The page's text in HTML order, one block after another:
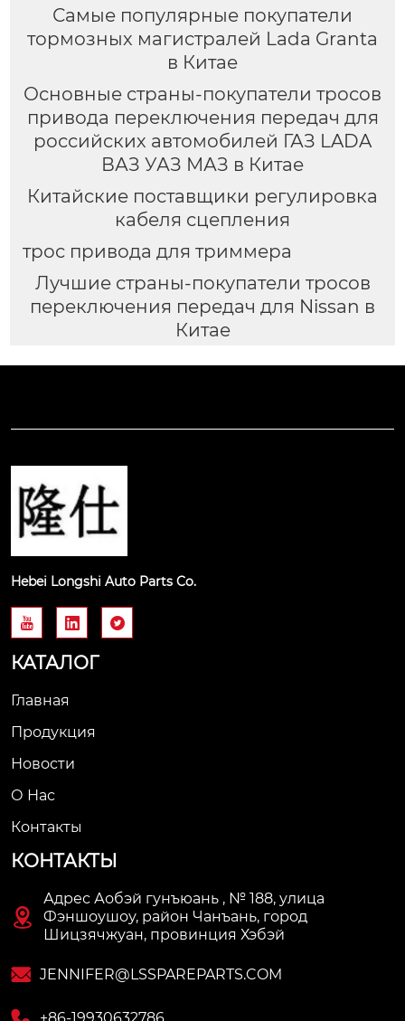
Самые популярные покупатели
тормозных магистралей Lada Granta
в Китае
Основные страны-покупатели тросов
привода переключения передач для
российских автомобилей ГАЗ LADA
ВАЗ УАЗ МАЗ в Китае
Китайские поставщики регулировка
кабеля сцепления
трос привода для триммера
Лучшие страны-покупатели тросов
переключения передач для Nissan в
Китае
Hebei Longshi Auto Parts Co.
  
КАТАЛОГ
Главная
Продукция
Новости
О Нас
Контакты
КОНТАКТЫ

Адрес Аобэй гунъюань , № 188, улица
Фэншоушоу, район Чанъань, город
Шицзячжуан, провинция Хэбэй
 JENNIFER@LSSPAREPARTS.COM